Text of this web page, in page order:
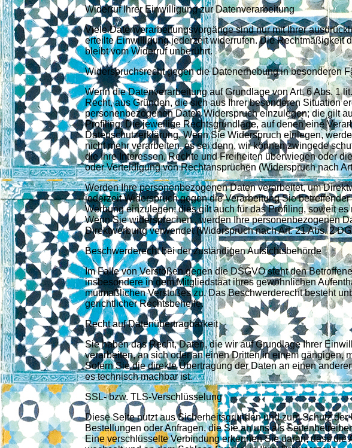
Widerruf Ihrer Einwilligung zur Datenverarbeitung
Viele Datenverarbeitungsvorgänge sind nur mit Ihrer
erteilte Einwilligung jederzeit widerrufen. Die Rechtmäßigkeit
bleibt vom Widerruf unberührt.
Widerspruchsrecht gegen die Datenerhebung in besonderen
Wenn die Datenverarbeitung auf Grundlage von Art. 6 Abs. 1
Recht, aus Gründen, die sich aus Ihrer besonderen Situation
personenbezogenen Daten Widerspruch einzulegen; die gilt
Profiling. Die jeweilige Rechtsgrundlage, auf denen eine
Datenschutzerklärung. Wenn Sie Widerspruch einlegen,
nicht mehr verarbeiten, es sei denn, wir können zwingede
die Ihre Interessen, Rechte und Freiheiten überwiegen oder
oder Verteidigung von Rechtansprüchen (Widerspruch nach
Werden Ihre personenbezogenen Daten verarbeitet, um
jederzeit Widerspruch gegen die Verarbeitung Sie
Werbung einzulegen; dies gilt auch für das Profiling, soweit
Wenn Sie widersprechen , werden Ihre personenbezogenen
Direktwerbung verwendet (Widerspruch nach Art. 21 Abs. 2
Beschwerderecht bei der zuständigen Aufsichtsbehörde
Im Falle von Verstößen gegen die DSGVO steht den
insbesondere in dem Mitgliedstaat ihres gewöhnlichen
mutmaßlichen Verstoßes zu. Das Beschwerderecht besteht
gerichtlicher Rechtsbehelfe.
Recht auf Datenübertragbarkeit
Sie haben das Recht, Daten, die wir auf Grundlage Ihrer
verarbeiten, an sich oder an einen Dritten in einem gängigen,
Sofern Sie die direkte Übertragung der Daten an einen
es technisch machbar ist.
SSL- bzw. TLS-Verschlüsselung
Diese Seite nutzt aus Sicherheitsgründen und zum Schutz
Bestellungen oder Anfragen, die Sie an uns als
Eine verschlüsselte Verbindung erkennen Sie daran, dass die